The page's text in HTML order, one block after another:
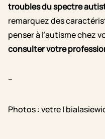
troubles du spectre
remarquez des
penser à l’autisme chez
consulter votre
–
Photos : vetre |